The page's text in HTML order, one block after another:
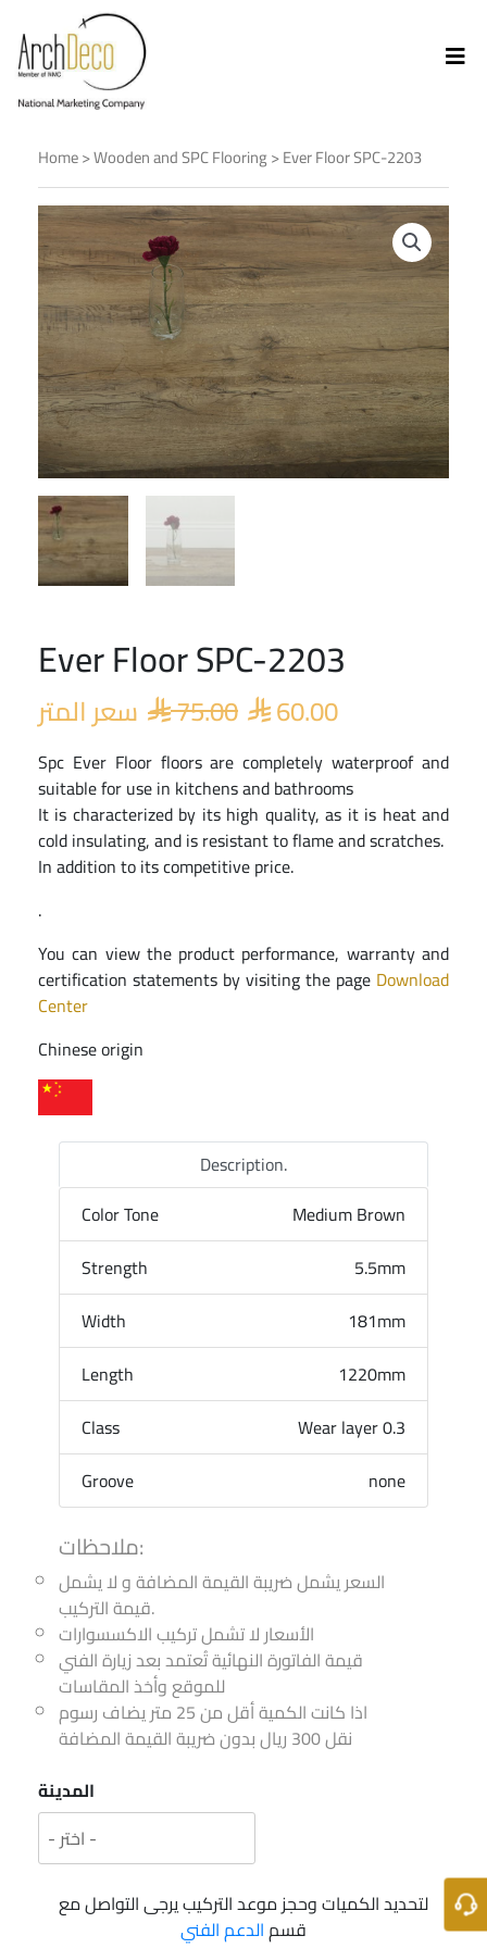
Home>Wooden and SPC Flooring> Ever Floor SPC-2203
Ever Floor SPC-2203
75.00
Original
price
was:
 75.00.
60.00
Current
price
is:
 60.00.
Spc Ever Floor floors are completely waterproof and
suitable for use in kitchens and bathrooms
It is characterized by its high quality, as it is heat and
cold insulating, and is resistant to flame and scratches.
In addition to its competitive price.
.
You can view the product performance, warranty and
certification statements by visiting the page Download
Center
Chinese origin
Description.
Color Tone
Medium Brown
Strength
5.5mm
Width
181mm
Length
1220mm
Class
Wear layer 0.3
Groove
none
ملاحظات:
السعر يشمل ضريبة القيمة المضافة و لا يشمل
قيمة التركيب.
الأسعار لا تشمل تركيب الاكسسوارات
قيمة الفاتورة النهائية تُعتمد بعد زيارة الفني
للموقع وأخذ المقاسات
اذا كانت الكمية أقل من 25 متر يضاف رسوم
نقل 300 ريال بدون ضريبة القيمة المضافة
المدينة
لتحديد الكميات وحجز موعد التركيب يرجى التواصل مع
قسمالدعم الفني